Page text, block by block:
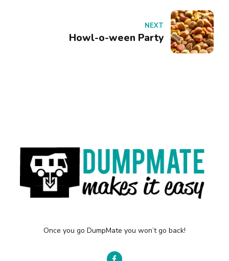
NEXT
Howl-o-ween Party
Once you go DumpMate you won’t go back!